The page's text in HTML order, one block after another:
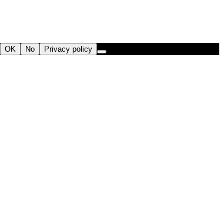
OK No Privacy policy